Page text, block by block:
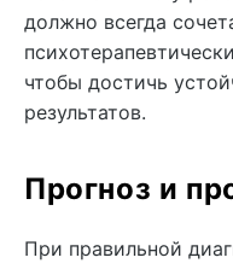
должно всегда
чтобы достичь
результатов.
Прогноз и
При правильной